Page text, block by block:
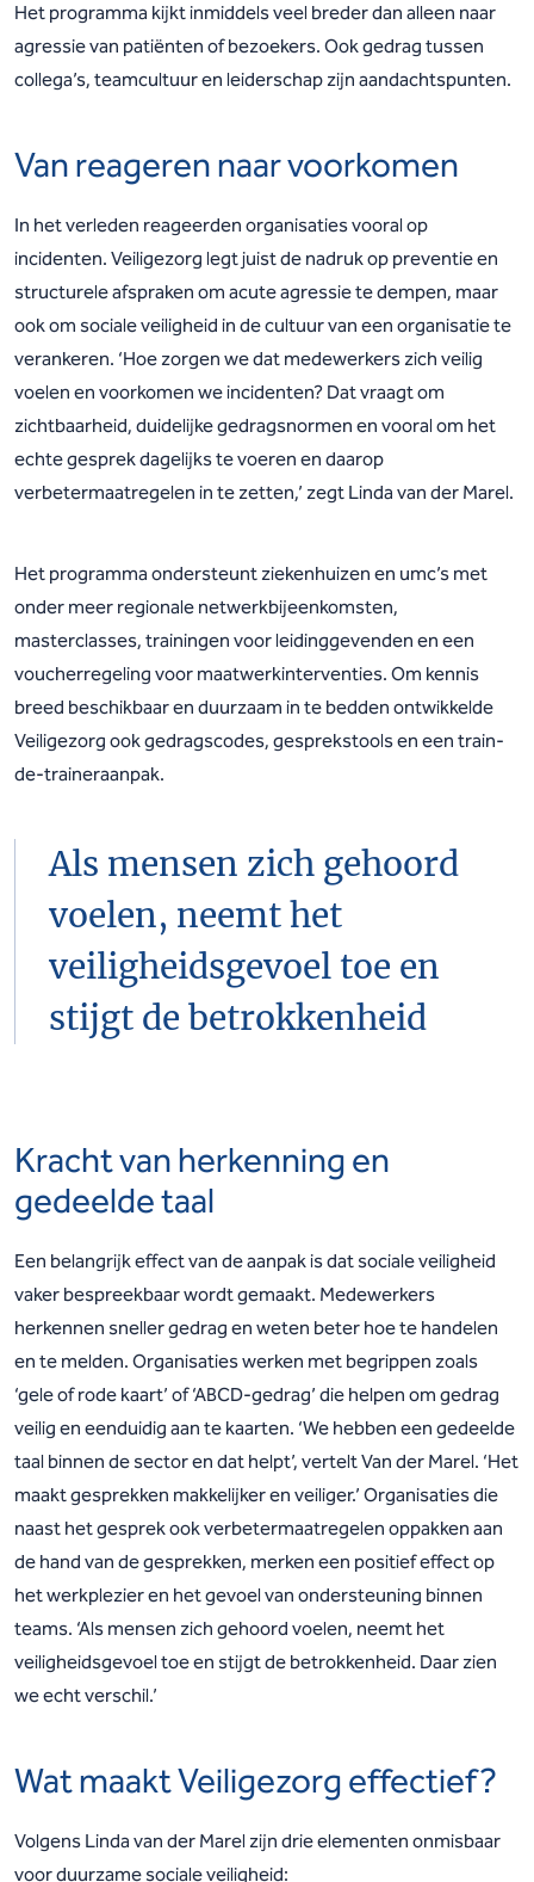
Het programma kijkt inmiddels veel breder dan alleen naar
agressie van patiënten of bezoekers. Ook gedrag tussen
collega’s, teamcultuur en leiderschap zijn aandachtspunten.
Van reageren naar voorkomen
In het verleden reageerden organisaties vooral op
incidenten. Veiligezorg legt juist de nadruk op preventie en
structurele afspraken om acute agressie te dempen, maar
ook om sociale veiligheid in de cultuur van een organisatie te
verankeren. ‘Hoe zorgen we dat medewerkers zich veilig
voelen en voorkomen we incidenten? Dat vraagt om
zichtbaarheid, duidelijke gedragsnormen en vooral om het
echte gesprek dagelijks te voeren en daarop
verbetermaatregelen in te zetten,’ zegt Linda van der Marel.
Het programma ondersteunt ziekenhuizen en umc’s met
onder meer regionale netwerkbijeenkomsten,
masterclasses, trainingen voor leidinggevenden en een
voucherregeling voor maatwerkinterventies. Om kennis
breed beschikbaar en duurzaam in te bedden ontwikkelde
Veiligezorg ook gedragscodes, gesprekstools en een train-
de-traineraanpak.
Als mensen zich gehoord
voelen, neemt het
veiligheidsgevoel toe en
stijgt de betrokkenheid
Kracht van herkenning en
gedeelde taal
Een belangrijk effect van de aanpak is dat sociale veiligheid
vaker bespreekbaar wordt gemaakt. Medewerkers
herkennen sneller gedrag en weten beter hoe te handelen
en te melden. Organisaties werken met begrippen zoals
‘gele of rode kaart’ of ‘ABCD-gedrag’ die helpen om gedrag
veilig en eenduidig aan te kaarten. ‘We hebben een gedeelde
taal binnen de sector en dat helpt’, vertelt Van der Marel. ‘Het
maakt gesprekken makkelijker en veiliger.’ Organisaties die
naast het gesprek ook verbetermaatregelen oppakken aan
de hand van de gesprekken, merken een positief effect op
het werkplezier en het gevoel van ondersteuning binnen
teams. ‘Als mensen zich gehoord voelen, neemt het
veiligheidsgevoel toe en stijgt de betrokkenheid. Daar zien
we echt verschil.’
Wat maakt Veiligezorg effectief?
Volgens Linda van der Marel zijn drie elementen onmisbaar
voor duurzame sociale veiligheid: